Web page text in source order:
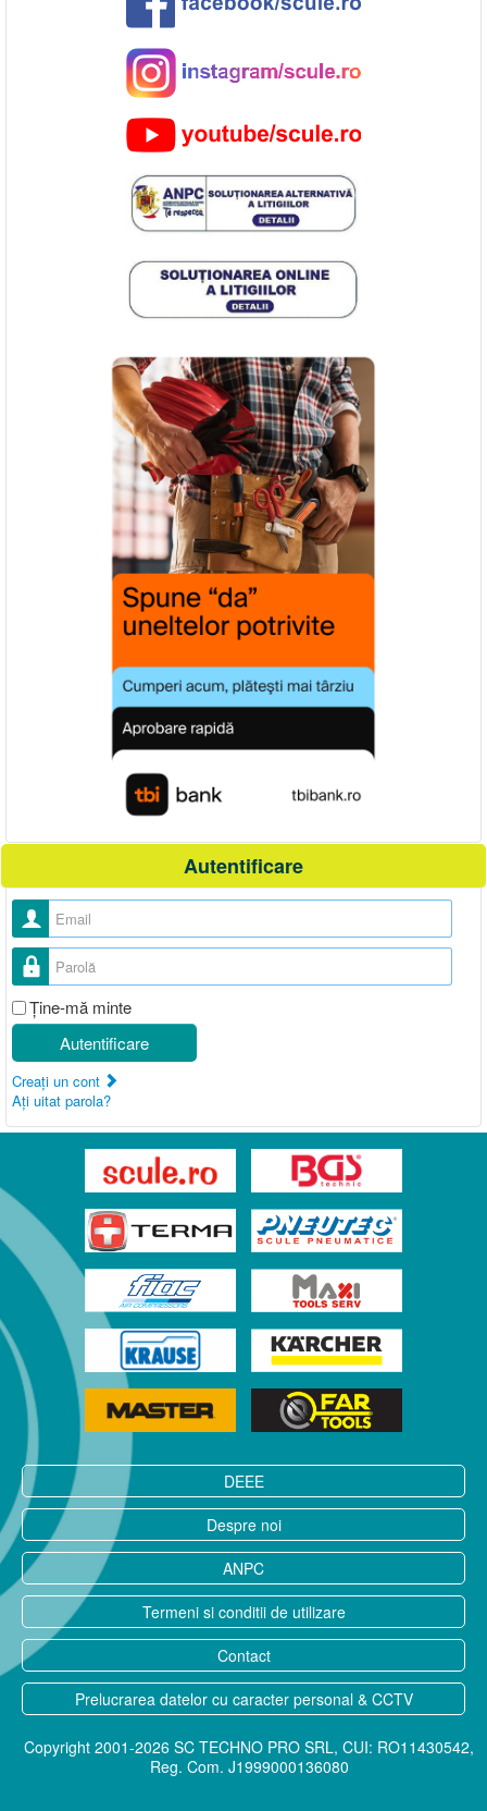
Autentificare
Nume utilizator
Parolă
Ţine-mă minte
Autentificare
Creaţi un cont
Aţi uitat parola?
DEEE
Despre noi
ANPC
Termeni si conditii de utilizare
Contact
Prelucrarea datelor cu caracter personal & CCTV
Copyright 2001-2026 SC TECHNO PRO SRL, CUI: RO11430542,
Reg. Com. J1999000136080